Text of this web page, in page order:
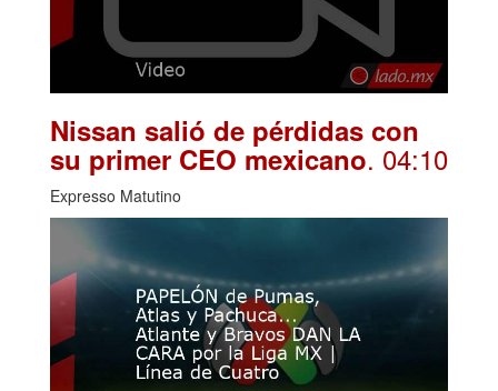
Nissan salió de pérdidas con
su primer CEO mexicano. 04:10
Expresso Matutino